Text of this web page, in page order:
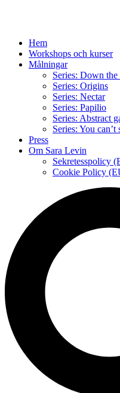
Hem
Workshops och kurser
Målningar
Series: Down
Series: Origins
Series: Nectar
Series: Papilio
Series: Abstract
Series: You
Press
Om Sara Levin
Sekretesspolicy
Cookie Policy